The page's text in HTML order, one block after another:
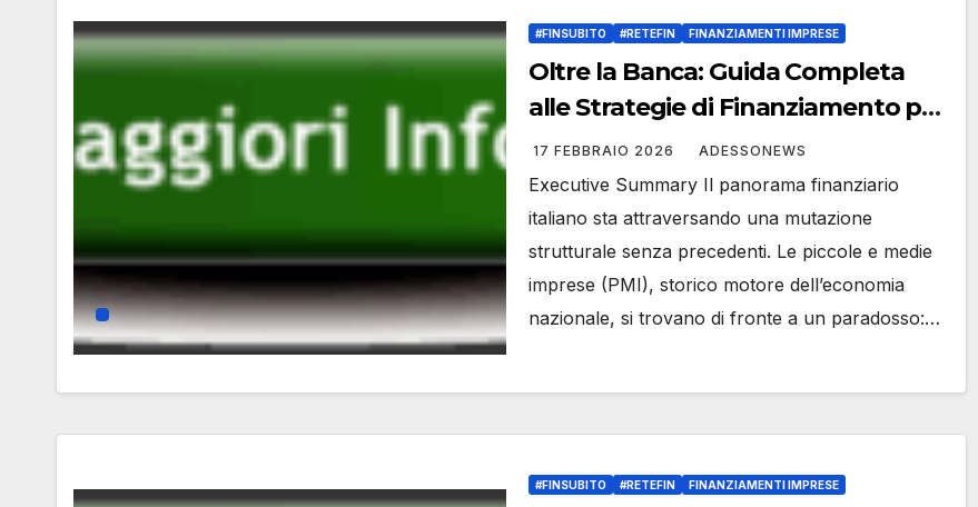
#FINSUBITO #RETEFIN FINANZIAMENTI IMPRESE
Oltre la Banca: Guida Completa
alle Strategie di Finanziamento per
le PMI con Finsubito.org – #Retefin
– Retefin – #Finsubito – Finsubito –
#Adessonews – #Adessonews –
#Finsubito – Adessonews
17 FEBBRAIO 2026 ADESSONEWS
Executive Summary Il panorama finanziario
italiano sta attraversando una mutazione
strutturale senza precedenti. Le piccole e medie
imprese (PMI), storico motore dell’economia
nazionale, si trovano di fronte a un paradosso:…
#FINSUBITO #RETEFIN FINANZIAMENTI IMPRESE